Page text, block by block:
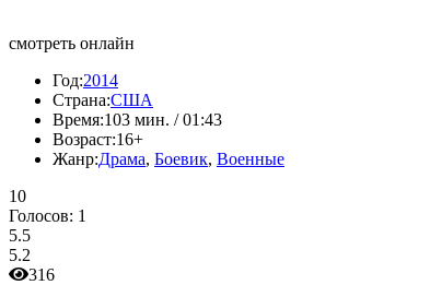
смотреть онлайн
Год:2014
Страна:США
Время:103 мин. / 01:43
Возраст:16+
Жанр:Драма, Боевик, Военные
10
Голосов: 1
5.5
5.2
316